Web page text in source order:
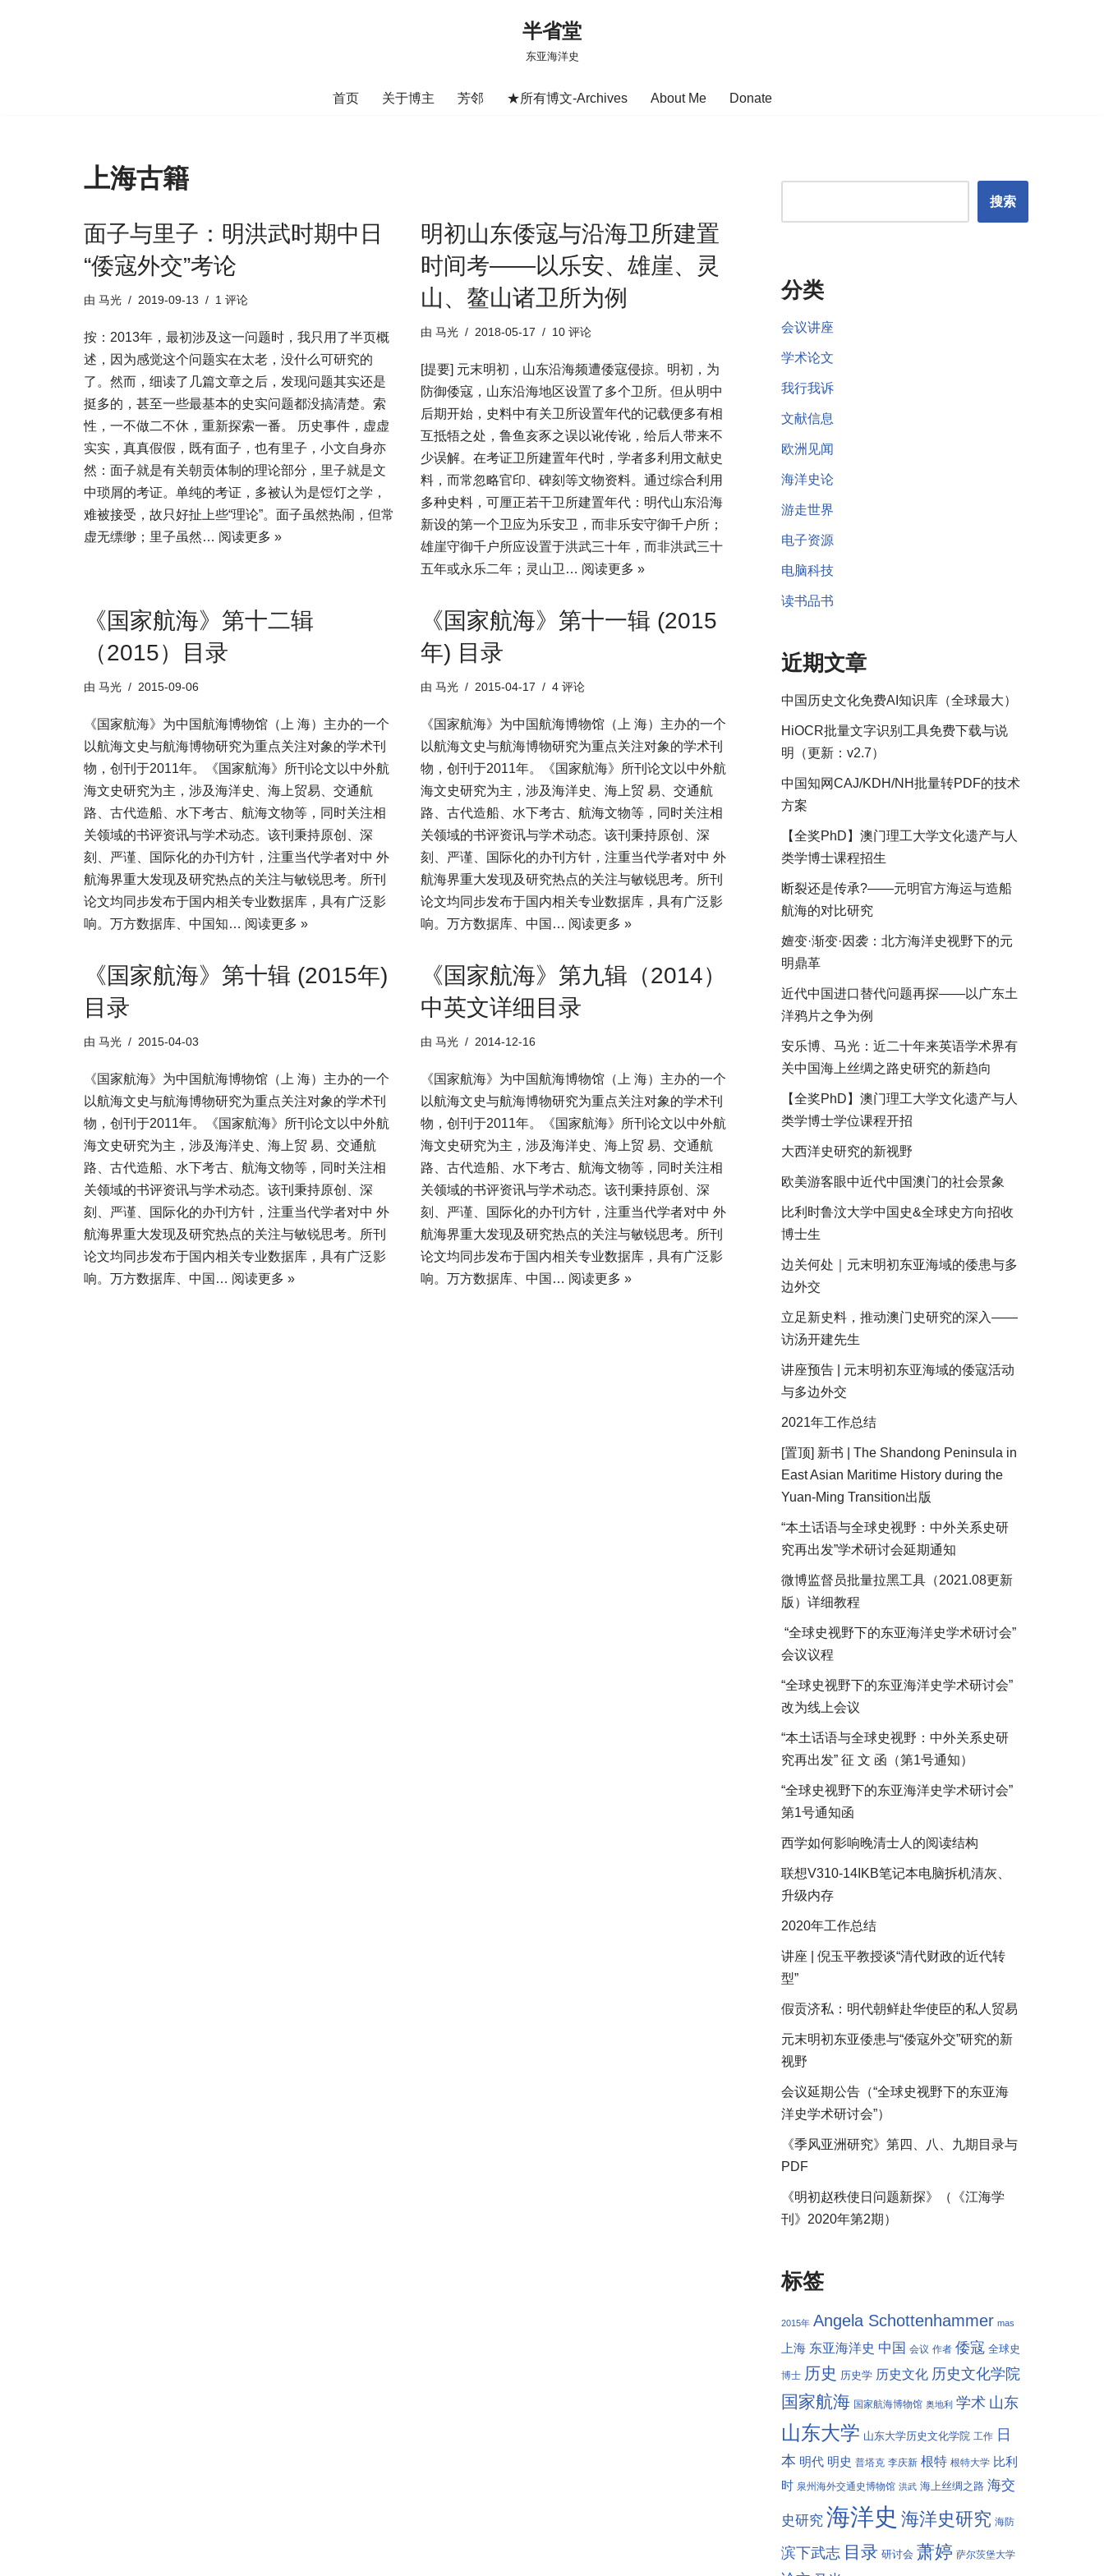
半省堂
东亚海洋史
首页 关于博主 芳邻 ★所有博文-Archives About Me Donate
上海古籍
面子与里子：明洪武时期中日
“倭寇外交”考论
由 马光 2019-09-13 1 评论
按：2013年，最初涉及这一问题时，我只用了半页概
述，因为感觉这个问题实在太老，没什么可研究的
了。然而，细读了几篇文章之后，发现问题其实还是
挺多的，甚至一些最基本的史实问题都没搞清楚。索
性，一不做二不休，重新探索一番。 历史事件，虚虚
实实，真真假假，既有面子，也有里子，小文自身亦
然：面子就是有关朝贡体制的理论部分，里子就是文
中琐屑的考证。单纯的考证，多被认为是饾饤之学，
难被接受，故只好扯上些“理论”。面子虽然热闹，但常
虚无缥缈；里子虽然… 阅读更多 »
明初山东倭寇与沿海卫所建置
时间考——以乐安、雄崖、灵
山、鳌山诸卫所为例
由 马光 2018-05-17 10 评论
[提要] 元末明初，山东沿海频遭倭寇侵掠。明初，为
防御倭寇，山东沿海地区设置了多个卫所。但从明中
后期开始，史料中有关卫所设置年代的记载便多有相
互抵牾之处，鲁鱼亥豕之误以讹传讹，给后人带来不
少误解。在考证卫所建置年代时，学者多利用文献史
料，而常忽略官印、碑刻等文物资料。通过综合利用
多种史料，可厘正若干卫所建置年代：明代山东沿海
新设的第一个卫应为乐安卫，而非乐安守御千户所；
雄崖守御千户所应设置于洪武三十年，而非洪武三十
五年或永乐二年；灵山卫… 阅读更多 »
《国家航海》第十二辑
（2015）目录
由 马光 2015-09-06
《国家航海》为中国航海博物馆（上 海）主办的一个
以航海文史与航海博物研究为重点关注对象的学术刊
物，创刊于2011年。《国家航海》所刊论文以中外航
海文史研究为主，涉及海洋史、海上贸易、交通航
路、古代造船、水下考古、航海文物等，同时关注相
关领域的书评资讯与学术动态。该刊秉持原创、深
刻、严谨、国际化的办刊方针，注重当代学者对中 外
航海界重大发现及研究热点的关注与敏锐思考。所刊
论文均同步发布于国内相关专业数据库，具有广泛影
响。万方数据库、中国知… 阅读更多 »
《国家航海》第十一辑 (2015
年) 目录
由 马光 2015-04-17 4 评论
《国家航海》为中国航海博物馆（上 海）主办的一个
以航海文史与航海博物研究为重点关注对象的学术刊
物，创刊于2011年。《国家航海》所刊论文以中外航
海文史研究为主，涉及海洋史、海上贸 易、交通航
路、古代造船、水下考古、航海文物等，同时关注相
关领域的书评资讯与学术动态。该刊秉持原创、深
刻、严谨、国际化的办刊方针，注重当代学者对中 外
航海界重大发现及研究热点的关注与敏锐思考。所刊
论文均同步发布于国内相关专业数据库，具有广泛影
响。万方数据库、中国… 阅读更多 »
《国家航海》第十辑 (2015年)
目录
由 马光 2015-04-03
《国家航海》为中国航海博物馆（上 海）主办的一个
以航海文史与航海博物研究为重点关注对象的学术刊
物，创刊于2011年。《国家航海》所刊论文以中外航
海文史研究为主，涉及海洋史、海上贸 易、交通航
路、古代造船、水下考古、航海文物等，同时关注相
关领域的书评资讯与学术动态。该刊秉持原创、深
刻、严谨、国际化的办刊方针，注重当代学者对中 外
航海界重大发现及研究热点的关注与敏锐思考。所刊
论文均同步发布于国内相关专业数据库，具有广泛影
响。万方数据库、中国… 阅读更多 »
《国家航海》第九辑（2014）
中英文详细目录
由 马光 2014-12-16
《国家航海》为中国航海博物馆（上 海）主办的一个
以航海文史与航海博物研究为重点关注对象的学术刊
物，创刊于2011年。《国家航海》所刊论文以中外航
海文史研究为主，涉及海洋史、海上贸 易、交通航
路、古代造船、水下考古、航海文物等，同时关注相
关领域的书评资讯与学术动态。该刊秉持原创、深
刻、严谨、国际化的办刊方针，注重当代学者对中 外
航海界重大发现及研究热点的关注与敏锐思考。所刊
论文均同步发布于国内相关专业数据库，具有广泛影
响。万方数据库、中国… 阅读更多 »
搜索
分类
会议讲座
学术论文
我行我诉
文献信息
欧洲见闻
海洋史论
游走世界
电子资源
电脑科技
读书品书
近期文章
中国历史文化免费AI知识库（全球最大）
HiOCR批量文字识别工具免费下载与说
明（更新：v2.7）
中国知网CAJ/KDH/NH批量转PDF的技术
方案
【全奖PhD】澳门理工大学文化遗产与人
类学博士课程招生
断裂还是传承?——元明官方海运与造船
航海的对比研究
嬗变·渐变·因袭：北方海洋史视野下的元
明鼎革
近代中国进口替代问题再探——以广东土
洋鸦片之争为例
安乐博、马光：近二十年来英语学术界有
关中国海上丝绸之路史研究的新趋向
【全奖PhD】澳门理工大学文化遗产与人
类学博士学位课程开招
大西洋史研究的新视野
欧美游客眼中近代中国澳门的社会景象
比利时鲁汶大学中国史&全球史方向招收
博士生
边关何处｜元末明初东亚海域的倭患与多
边外交
立足新史料，推动澳门史研究的深入——
访汤开建先生
讲座预告 | 元末明初东亚海域的倭寇活动
与多边外交
2021年工作总结
[置顶] 新书 | The Shandong Peninsula in
East Asian Maritime History during the
Yuan-Ming Transition出版
“本土话语与全球史视野：中外关系史研
究再出发”学术研讨会延期通知
微博监督员批量拉黑工具（2021.08更新
版）详细教程
“全球史视野下的东亚海洋史学术研讨会”
会议议程
“全球史视野下的东亚海洋史学术研讨会”
改为线上会议
“本土话语与全球史视野：中外关系史研
究再出发” 征 文 函（第1号通知）
“全球史视野下的东亚海洋史学术研讨会”
第1号通知函
西学如何影响晚清士人的阅读结构
联想V310-14IKB笔记本电脑拆机清灰、
升级内存
2020年工作总结
讲座 | 倪玉平教授谈“清代财政的近代转
型”
假贡济私：明代朝鲜赴华使臣的私人贸易
元末明初东亚倭患与“倭寇外交”研究的新
视野
会议延期公告（“全球史视野下的东亚海
洋史学术研讨会”）
《季风亚洲研究》第四、八、九期目录与
PDF
《明初赵秩使日问题新探》（《江海学
刊》2020年第2期）
标签
2015年 Angela Schottenhammer mas
上海 东亚海洋史 中国 会议 作者 倭寇 全球史
博士 历史 历史学 历史文化 历史文化学院
国家航海 国家航海博物馆 奥地利 学术 山东
山东大学 山东大学历史文化学院 工作 日
本 明代 明史 普塔克 李庆新 根特 根特大学 比利
时 泉州海外交通史博物馆 洪武 海上丝绸之路 海交
史研究 海洋史 海洋史研究 海防
滨下武志 目录 研讨会 萧婷 萨尔茨堡大学